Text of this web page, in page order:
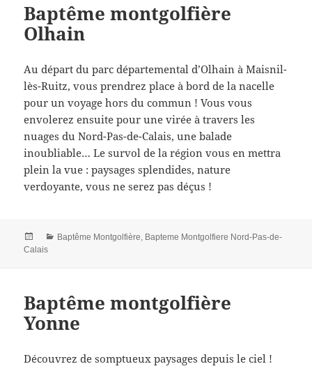
Baptême montgolfière
Olhain
Au départ du parc départemental d’Olhain à Maisnil-
lès-Ruitz, vous prendrez place à bord de la nacelle
pour un voyage hors du commun ! Vous vous
envolerez ensuite pour une virée à travers les
nuages du Nord-Pas-de-Calais, une balade
inoubliable… Le survol de la région vous en mettra
plein la vue : paysages splendides, nature
verdoyante, vous ne serez pas déçus !
Posted
on
Categories
Baptême Montgolfière, Bapteme Montgolfiere Nord-Pas-de-
Calais
Baptême montgolfière
Yonne
Découvrez de somptueux paysages depuis le ciel !